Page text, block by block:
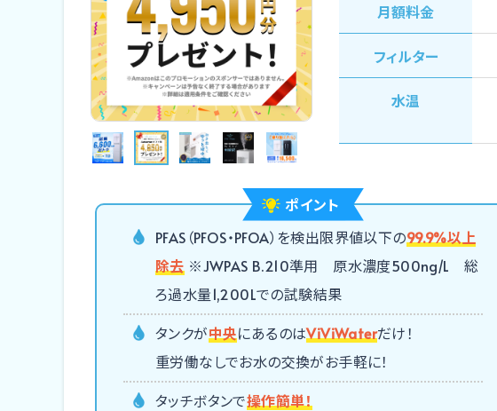
⽉額料⾦
フィルター
⽔温
ポイント
PFAS（PFOS・PFOA）を検出限界値以下の99.9%以上
除去 ※JWPAS B.210準用 原水濃度500ng/L 総
ろ過水量1,200Lでの試験結果
タンクが中央にあるのはViViWaterだけ！
重労働なしでお水の交換がお手軽に！
タッチボタンで操作簡単！